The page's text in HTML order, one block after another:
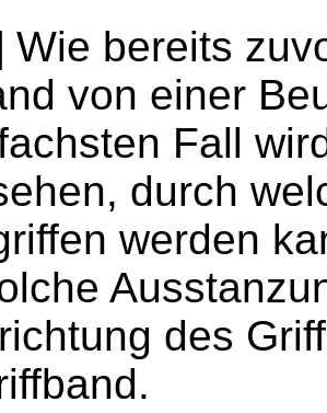
Wie bereits
von einer
Fall
durch
werden
des